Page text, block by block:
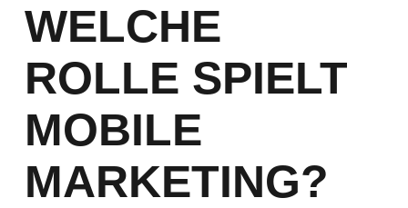
WELCHE
ROLLE SPIELT
MOBILE
MARKETING?